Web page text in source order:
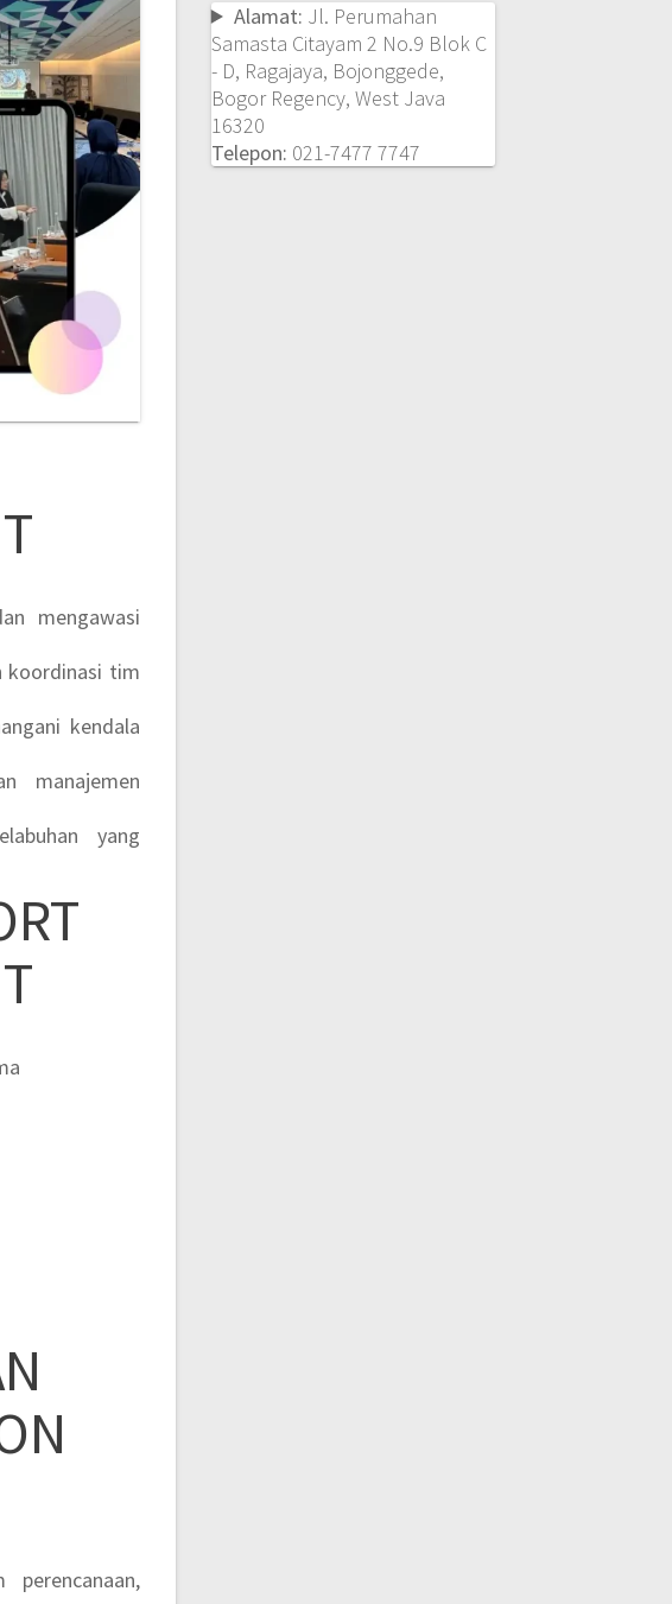
mengawasi
koordinasi tim
kendala
manajemen
yang
Alamat: Jl. Perumahan
Samasta Citayam 2 No.9 Blok C
- D, Ragajaya, Bojonggede,
Bogor Regency, West Java
16320
Telepon: 021-7477 7747